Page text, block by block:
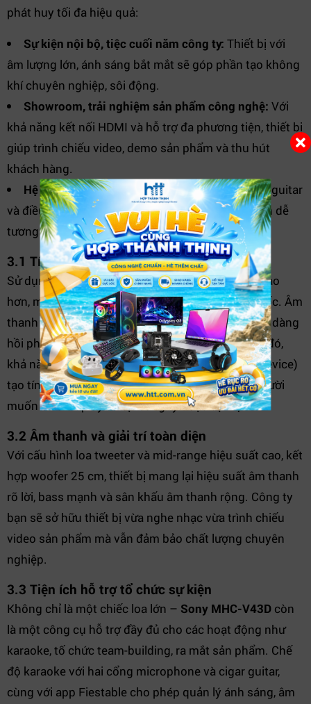
phát huy tối đa hiệu quả:
Sự kiện nội bộ, tiệc cuối năm công ty: Thiết bị với
âm lượng lớn, ánh sáng bắt mắt sẽ góp phần tạo không
khí chuyên nghiệp, sôi động.
Showroom, trải nghiệm sản phẩm công nghệ: Với
khả năng kết nối HDMI và hỗ trợ đa phương tiện, thiết bị
giúp trình chiếu video, demo sản phẩm và thu hút
khách hàng.
Hệ thống đào tạo, hội thảo nhỏ:Chế độ micro, guitar
và điều khiển từ xa giúp diễn giả, người hướng dẫn dễ
tương tác với khán giả một cách linh hoạt.
3.1 Tính năng kết nối hiện đại
Sử dụng Bluetooth LDAC giúp truyền tải dữ liệu cao
hơn, mang lại chất lượng âm thanh gần với bản gốc. Âm
thanh được tăng cường bằng công nghệ DSEE dễ dàng
hồi phục chi tiết đã mất trong file nén. Thêm vào đó,
khả năng kết nối đồng thời nhiều thiết bị (multi-device)
tạo tính tương tác cao – rất phù hợp khi nhiều người
muốn chia sẻ playlist tại công ty hoặc sự kiện.
3.2 Âm thanh và giải trí toàn diện
Với cấu hình loa tweeter và mid-range hiệu suất cao, kết
hợp woofer 25 cm, thiết bị mang lại hiệu suất âm thanh
rõ lời, bass mạnh và sân khấu âm thanh rộng. Công ty
bạn sẽ sở hữu thiết bị vừa nghe nhạc vừa trình chiếu
video sản phẩm mà vẫn đảm bảo chất lượng chuyên
nghiệp.
3.3 Tiện ích hỗ trợ tổ chức sự kiện
Không chỉ là một chiếc loa lớn – Sony MHC-V43D còn
là một công cụ hỗ trợ đầy đủ cho các hoạt động như
karaoke, tố chức team-building, ra mắt sản phẩm. Chế
độ karaoke với hai cổng microphone và cigar guitar,
cùng với app Fiestable cho phép quản lý ánh sáng, âm